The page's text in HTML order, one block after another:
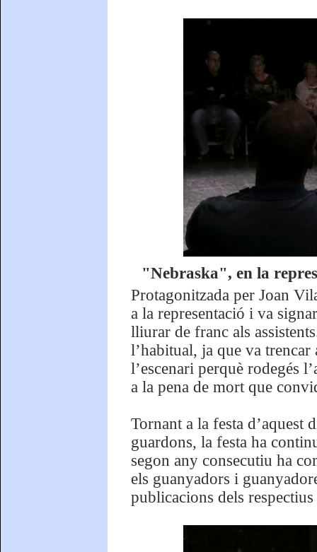
"Nebraska", en la
Protagonitzada per Joan
a la representació i va
lliurar de franc als
l’habitual, ja que va
l’escenari perquè rodegés
a la pena de mort que
Tornant a la festa d’aquest
guardons, la festa ha
segon any consecutiu ha
els guanyadors i
publicacions dels